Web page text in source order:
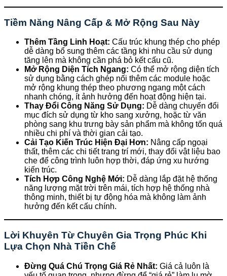
Tiềm Năng Nâng Cấp & Mở Rộng Sau Này
Thêm Tầng Linh Hoạt: Cấu trúc khung thép cho phép
dễ dàng bổ sung thêm các tầng khi nhu cầu sử dụng
tăng lên mà không cần phá bỏ kết cấu cũ.
Mở Rộng Diện Tích Ngang: Có thể mở rộng diện tích
sử dụng bằng cách ghép nối thêm các module hoặc
mở rộng khung thép theo phương ngang một cách
nhanh chóng, ít ảnh hưởng đến hoạt động hiện tại.
Thay Đổi Công Năng Sử Dụng: Dễ dàng chuyển đổi
mục đích sử dụng từ kho sang xưởng, hoặc từ văn
phòng sang khu trưng bày sản phẩm mà không tốn quá
nhiều chi phí và thời gian cải tạo.
Cải Tạo Kiến Trúc Hiện Đại Hơn: Nâng cấp ngoại
thất, thêm các chi tiết trang trí mới, thay đổi vật liệu bao
che để công trình luôn hợp thời, đáp ứng xu hướng
kiến trúc.
Tích Hợp Công Nghệ Mới: Dễ dàng lắp đặt hệ thống
năng lượng mặt trời trên mái, tích hợp hệ thống nhà
thông minh, thiết bị tự động hóa mà không làm ảnh
hưởng đến kết cấu chính.
Lời Khuyên Từ Chuyên Gia Trọng Phúc Khi
Lựa Chọn Nhà Tiền Chế
Đừng Quá Chú Trọng Giá Rẻ Nhất: Giá cả luôn là